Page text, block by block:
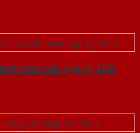
van ngang-SGD